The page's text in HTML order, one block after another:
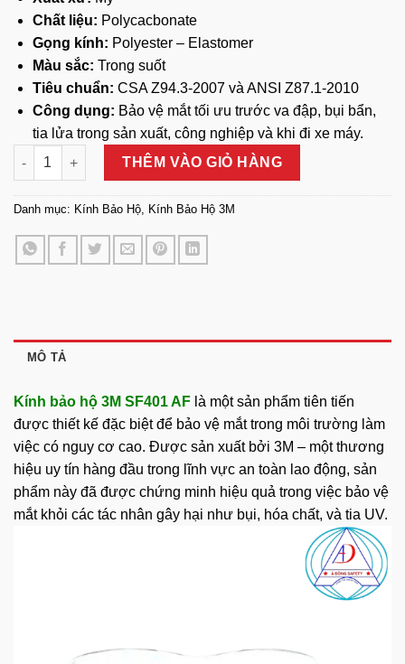
Chất liệu: Polycacbonate
Gọng kính: Polyester – Elastomer
Màu sắc: Trong suốt
Tiêu chuẩn: CSA Z94.3-2007 và ANSI Z87.1-2010
Công dụng: Bảo vệ mắt tối ưu trước va đập, bụi bẩn,
tia lửa trong sản xuất, công nghiệp và khi đi xe máy.
Kính Bảo Hộ 3M SF401 AF - Chống Bụi số lượng
THÊM VÀO GIỎ HÀNG
Danh mục: Kính Bảo Hộ, Kính Bảo Hộ 3M
MÔ TẢ
Kính bảo hộ 3M SF401 AF là một sản phẩm tiên tiến
được thiết kế đặc biệt để bảo vệ mắt trong môi trường làm
việc có nguy cơ cao. Được sản xuất bởi 3M – một thương
hiệu uy tín hàng đầu trong lĩnh vực an toàn lao động, sản
phẩm này đã được chứng minh hiệu quả trong việc bảo vệ
mắt khỏi các tác nhân gây hại như bụi, hóa chất, và tia UV.